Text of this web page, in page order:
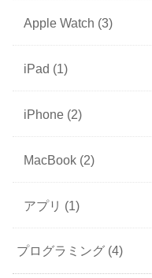
Apple Watch (3)
iPad (1)
iPhone (2)
MacBook (2)
アプリ (1)
プログラミング (4)